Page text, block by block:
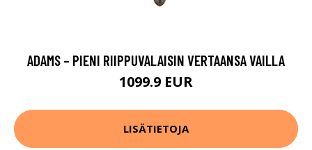
ADAMS – PIENI RIIPPUVALAISIN VERTAANSA VAILLA
1099.9 EUR
LISÄTIETOJA